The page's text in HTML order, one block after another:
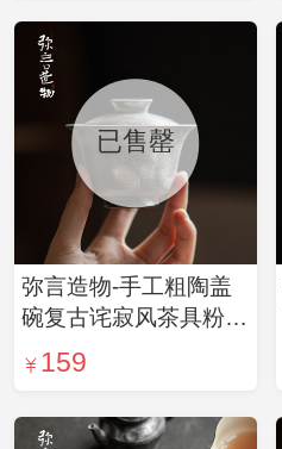
已售罄
弥言造物-手工粗陶盖
碗复古诧寂风茶具粉引
泡茶碗茶杯家用鎏银功
夫茶具
159